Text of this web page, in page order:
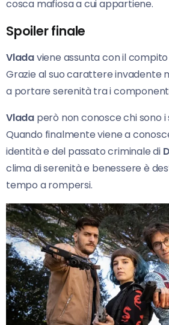
cosca mafiosa a cui appartiene.
Spoiler finale
Vladaviene assunta con il
Grazie al suo carattere invadente
a portare serenità tra i
Vlada però non conosce chi sono i
Quando finalmente viene a
identità e del passato criminale di
clima di serenità e benessere è
tempo a rompersi.